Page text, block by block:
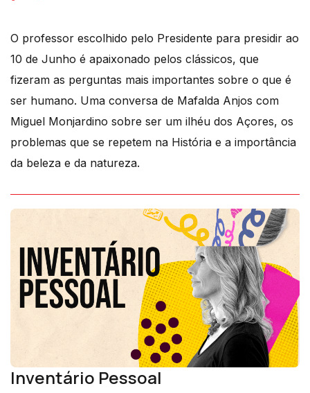
O professor escolhido pelo Presidente para presidir ao
10 de Junho é apaixonado pelos clássicos, que
fizeram as perguntas mais importantes sobre o que é
ser humano. Uma conversa de Mafalda Anjos com
Miguel Monjardino sobre ser um ilhéu dos Açores, os
problemas que se repetem na História e a importância
da beleza e da natureza.
Inventário Pessoal